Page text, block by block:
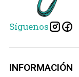
Síguenos
INFORMACIÓN